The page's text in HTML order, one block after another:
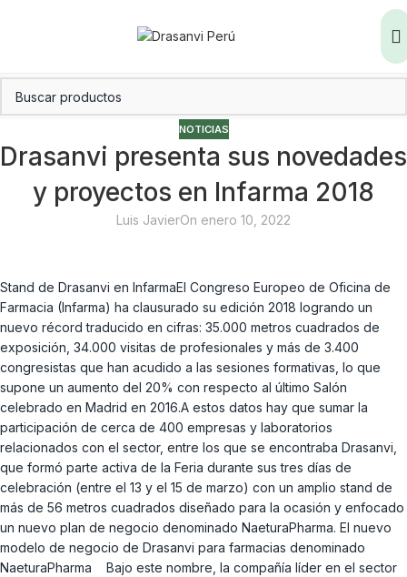
NOTICIAS
Drasanvi presenta sus novedades
y proyectos en Infarma 2018
Luis JavierOn enero 10, 2022
Stand de Drasanvi en InfarmaEl Congreso Europeo de Oficina de
Farmacia (Infarma) ha clausurado su edición 2018 logrando un
nuevo récord traducido en cifras: 35.000 metros cuadrados de
exposición, 34.000 visitas de profesionales y más de 3.400
congresistas que han acudido a las sesiones formativas, lo que
supone un aumento del 20% con respecto al último Salón
celebrado en Madrid en 2016.A estos datos hay que sumar la
participación de cerca de 400 empresas y laboratorios
relacionados con el sector, entre los que se encontraba Drasanvi,
que formó parte activa de la Feria durante sus tres días de
celebración (entre el 13 y el 15 de marzo) con un amplio stand de
más de 56 metros cuadrados diseñado para la ocasión y enfocado
un nuevo plan de negocio denominado NaeturaPharma. El nuevo
modelo de negocio de Drasanvi para farmacias denominado
NaeturaPharma Bajo este nombre, la compañía líder en el sector